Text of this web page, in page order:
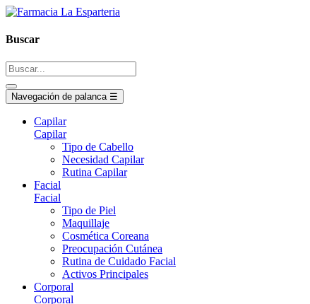
Buscar
Navegación de palanca ☰
Capilar
Capilar
Tipo de Cabello
Necesidad Capilar
Rutina Capilar
Facial
Facial
Tipo de Piel
Maquillaje
Cosmética Coreana
Preocupación Cutánea
Rutina de Cuidado Facial
Activos Principales
Corporal
Corporal